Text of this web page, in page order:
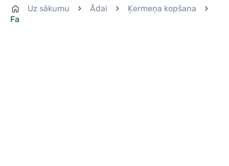
Uz sākumu Ādai
Ķermeņa kopšana
Fa